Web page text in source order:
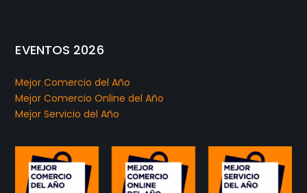
EVENTOS 2026
Mejor Comercio del Año
Mejor Comercio Online del Año
Mejor Servicio del Año